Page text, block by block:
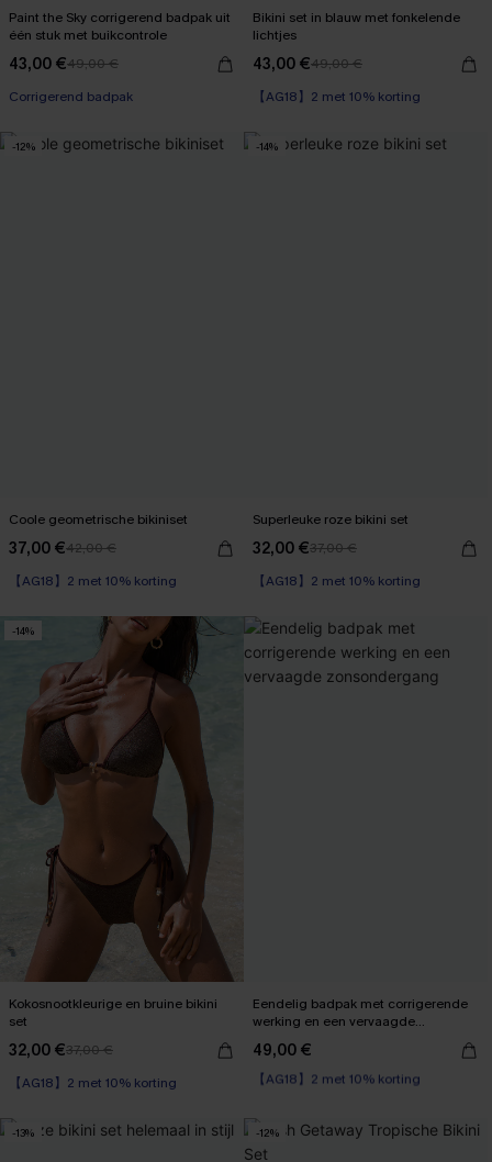
Paint the Sky corrigerend badpak uit
één stuk met buikcontrole
43,00 €49,00 €
Corrigerend badpak
Bikini set in blauw met fonkelende
lichtjes
43,00 €49,00 €
【AG18】2 met 10% korting
-12%
Coole geometrische bikiniset
37,00 €42,00 €
【AG18】2 met 10% korting
-14%
Superleuke roze bikini set
32,00 €37,00 €
【AG18】2 met 10% korting
-14%
Kokosnootkleurige en bruine bikini
set
32,00 €37,00 €
【AG18】2 met 10% korting
Eendelig badpak met corrigerende
werking en een vervaagde
49,00 €
【AG18】2 met 10% korting
Corrigerend badpak
-13% -12%